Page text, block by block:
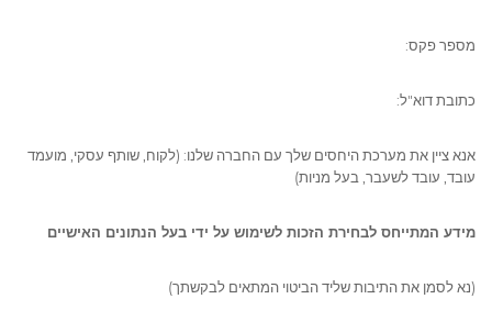
מספר פקס:
כתובת דוא"ל:
אנא ציין את מערכת היחסים שלך עם החברה שלנו: (לקוח, שותף עסקי, מועמד
עובד, עובד לשעבר, בעל מניות)
מידע המתייחס לבחירת הזכות לשימוש על ידי בעל הנתונים האישיים
(נא לסמן את התיבות שליד הביטוי המתאים לבקשתך)